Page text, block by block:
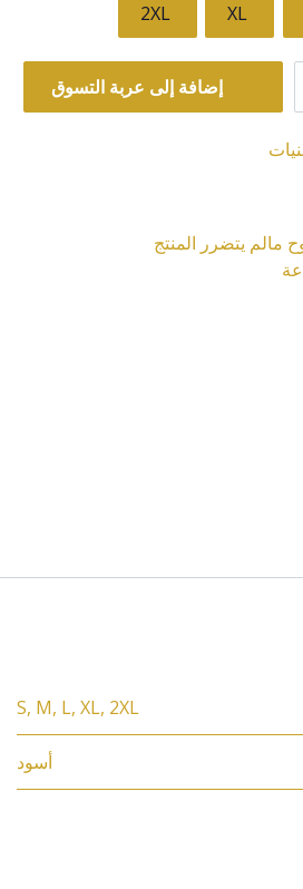
XL
2XL
إضافة إلى عربة التسوق
مالم يتضرر المنتج
S, M, L, XL, 2XL
أسود